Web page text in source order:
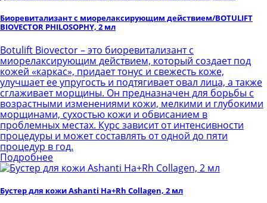
Биоревитализант с миорелаксирующим действием/BOTULIFT
BIOVECTOR PHILOSOPHY, 2 мл
Botulift Biovector – это биоревитализант с
миорелаксирующим действием, который создает под
кожей «каркас», придает тонус и свежесть коже,
улучшает ее упругость и подтягивает овал лица, а также
сглаживает морщины. Он предназначен для борьбы с
возрастными изменениями кожи, мелкими и глубокими
морщинами, сухостью кожи и обвисанием в
проблемных местах. Курс зависит от интенсивности
процедуры и может составлять от одной до пяти
процедур в год.
Подробнее
Бустер для кожи Ashanti Ha+Rh Collagen, 2 мл